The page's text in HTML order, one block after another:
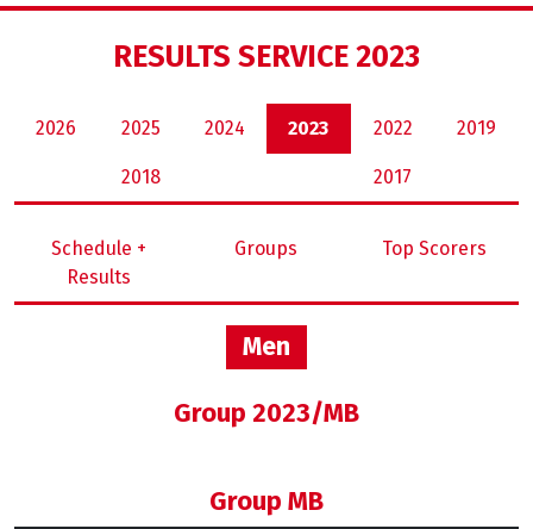
RESULTS SERVICE 2023
2026 2025 2024 2023 2022 2019
2018 2017
Schedule +
Results
Groups Top Scorers
Men
Group 2023/MB
Group MB